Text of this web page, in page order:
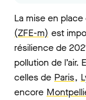
La mise en place
(ZFE-m) est
résilience de
pollution de l’air.
celles de Paris,
encore